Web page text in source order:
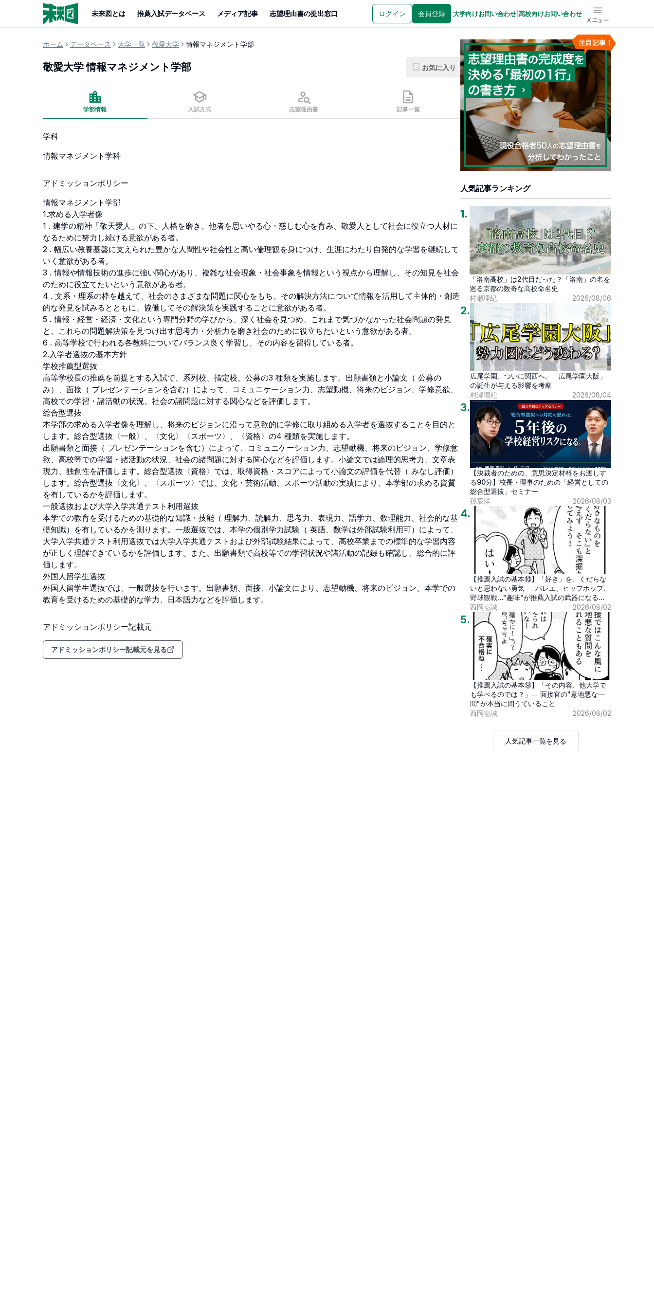
未来図とは 推薦入試データベース メディア記事 志望理由書の提出窓口 ログイン 会員登録 大学向けお問い合わせ 高校向けお問い合わせ メニュー
ホーム データベース 大学一覧 敬愛大学 情報マネジメント学部
敬愛大学 情報マネジメント学部 お気に入り
学部情報 入試方式 志望理由書 記事一覧
学科
情報マネジメント学科
アドミッションポリシー
情報マネジメント学部
1.求める入学者像
1 . 建学の精神「敬天愛人」の下、人格を磨き、他者を思いやる心・慈しむ心を育み、敬愛人として社会に役立つ人材に
なるために努力し続ける意欲がある者。
2 . 幅広い教養基盤に支えられた豊かな人間性や社会性と高い倫理観を身につけ、生涯にわたり自発的な学習を継続して
いく意欲がある者。
3 . 情報や情報技術の進歩に強い関心があり、複雑な社会現象・社会事象を情報という視点から理解し、その知見を社会
のために役立てたいという意欲がある者。
4 . 文系・理系の枠を越えて、社会のさまざまな問題に関心をもち、その解決方法について情報を活用して主体的・創造
的な発見を試みるとともに、協働してその解決策を実践することに意欲がある者。
5 . 情報・経営・経済・文化という専門分野の学びから、深く社会を見つめ、これまで気づかなかった社会問題の発見
と、これらの問題解決策を見つけ出す思考力・分析力を磨き社会のために役立ちたいという意欲がある者。
6 . 高等学校で行われる各教科についてバランス良く学習し、その内容を習得している者。
2.入学者選抜の基本方針
学校推薦型選抜
高等学校長の推薦を前提とする入試で、系列校、指定校、公募の3 種類を実施します。出願書類と小論文（ 公募の
み）、面接（ プレゼンテーションを含む）によって、コミュニケーション力、志望動機、将来のビジョン、学修意欲、
高校での学習・諸活動の状況、社会の諸問題に対する関心などを評価します。
総合型選抜
本学部の求める入学者像を理解し、将来のビジョンに沿って意欲的に学修に取り組める入学者を選抜することを目的と
します。総合型選抜〈一般〉、〈文化〉〈スポーツ〉、〈資格〉の4 種類を実施します。
出願書類と面接（ プレゼンテーションを含む）によって、コミュニケーション力、志望動機、将来のビジョン、学修意
欲、高校等での学習・諸活動の状況、社会の諸問題に対する関心などを評価します。小論文では論理的思考力、文章表
現力、独創性を評価します。総合型選抜〈資格〉では、取得資格・スコアによって小論文の評価を代替（ みなし評価）
します。総合型選抜〈文化〉、〈スポーツ〉では、文化・芸術活動、スポーツ活動の実績により、本学部の求める資質
を有しているかを評価します。
一般選抜および大学入学共通テスト利用選抜
本学での教育を受けるための基礎的な知識・技能（ 理解力、読解力、思考力、表現力、語学力、数理能力、社会的な基
礎知識）を有しているかを測ります。一般選抜では、本学の個別学力試験（ 英語、数学は外部試験利用可）によって、
大学入学共通テスト利用選抜では大学入学共通テストおよび外部試験結果によって、高校卒業までの標準的な学習内容
が正しく理解できているかを評価します。また、出願書類で高校等での学習状況や諸活動の記録も確認し、総合的に評
価します。
外国人留学生選抜
外国人留学生選抜では、一般選抜を行います。出願書類、面接、小論文により、志望動機、将来のビジョン、本学での
教育を受けるための基礎的な学力、日本語力などを評価します。
アドミッションポリシー記載元
アドミッションポリシー記載元を見る
人気記事ランキング
1.
「洛南高校」は2代目だった？「洛南」の名を
巡る京都の数奇な高校命名史
村瀬理紀
2026/08/06
2.
広尾学園、ついに関西へ。「広尾学園大阪」
の誕生が与える影響を考察
村瀬理紀
2026/08/04
3.
【決裁者のための、意思決定材料をお渡しす
る90分】校長・理事のための「経営としての
総合型選抜」セミナー
孫辰洋
2026/08/03
4.
【推薦入試の基本⑩】「好き」を、くだらな
いと思わない勇気 ― バレエ、ヒップホップ、
野球観戦…"趣味"が推薦入試の武器になる時
代
西岡壱誠 2026/08/02
5.
【推薦入試の基本⑨】「その内容、他大学で
も学べるのでは？」― 面接官の"意地悪な一
問"が本当に問うていること
西岡壱誠
2026/08/02
人気記事一覧を見る